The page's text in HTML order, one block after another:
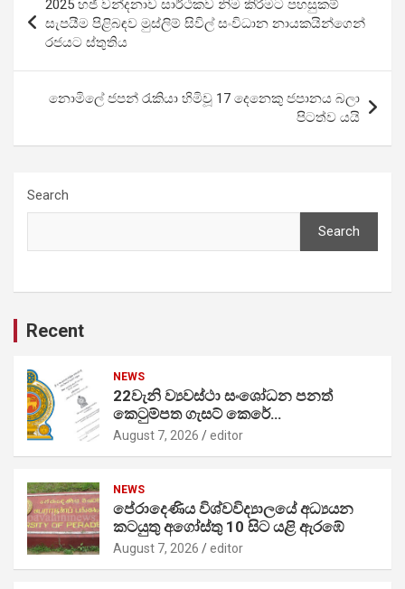
navigation
2025 හජ් වන්දනාව සාර්ථකව නිම කිරීමට පහසුකම්
සැපයීම පිළිබඳව මුස්ලිම් සිවිල් සංවිධාන නායකයින්ගෙන්
රජයට ස්තුතිය
නොමිලේ ජපන් රැකියා හිමිවූ 17 දෙනෙකු ජපානය බලා
පිටත්ව යයි
Search
Search
Recent
NEWS
22වැනි ව්‍යවස්ථා සංශෝධන පනත්
කෙටුම්පත ගැසට් කෙරේ…
August 7, 2026 editor
NEWS
පේරාදෙණිය විශ්වවිද්‍යාලයේ අධ්‍යයන
කටයුතු අගෝස්තු 10 සිට යළි ඇරඹේ
August 7, 2026 editor